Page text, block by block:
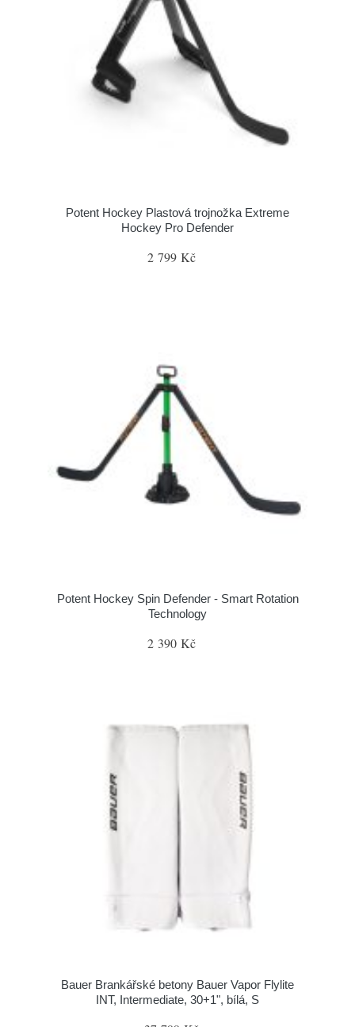
Potent Hockey Plastová trojnožka Extreme
Hockey Pro Defender
2 799 Kč
Potent Hockey Spin Defender - Smart Rotation
Technology
2 390 Kč
Bauer Brankářské betony Bauer Vapor Flylite
INT, Intermediate, 30+1", bílá, S